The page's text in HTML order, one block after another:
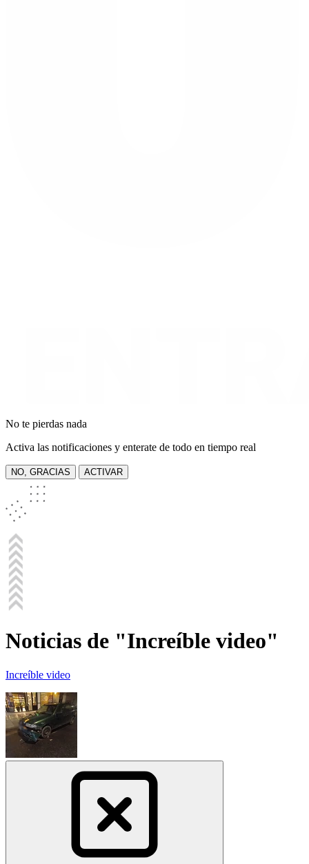
No te pierdas nada
Activa las notificaciones y enterate de todo en tiempo real
NO, GRACIAS ACTIVAR
Noticias de "Increíble video"
Increíble video